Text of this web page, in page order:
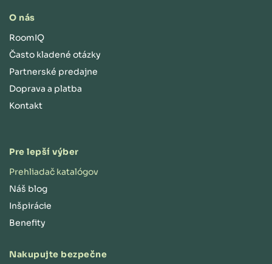
O nás
RoomIQ
Často kladené otázky
Partnerské predajne
Doprava a platba
Kontakt
Pre lepší výber
Prehliadač katalógov
Náš blog
Inšpirácie
Benefity
Nakupujte bezpečne